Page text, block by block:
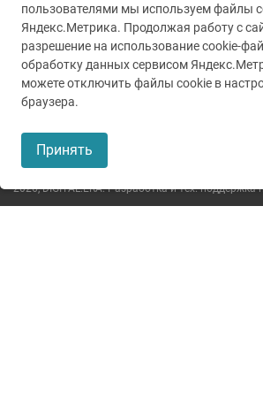
2026,DIGITAL.ERA. Разработка и тех. поддержка
пользователями мы используем файлы
Яндекс.Метрика. Продолжая работу с
разрешение на использование cookie-
обработку данных сервисом
можете отключить файлы cookie в
браузера.
Принять